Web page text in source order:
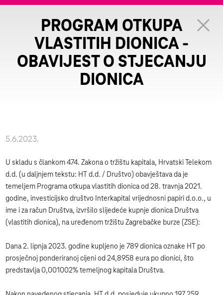
PROGRAM OTKUPA
VLASTITIH DIONICA -
OBAVIJEST O STJECANJU
DIONICA
5.6.2023.
U skladu s člankom 474. Zakona o tržištu kapitala, Hrvatski Telekom
d.d. (u daljnjem tekstu: HT d.d. / Društvo) obavještava da je
temeljem Programa otkupa vlastitih dionica od 28. travnja 2021.
godine, investicijsko društvo Interkapital vrijednosni papiri d.o.o., u
ime i za račun Društva, izvršilo slijedeće kupnje dionica Društva
(vlastitih dionica), na uređenom tržištu Zagrebačke burze (ZSE):
Dana 2. lipnja 2023. godine kupljeno je 789 dionica oznake HT po
prosječnoj ponderiranoj cijeni od 24,8958 eura po dionici, što
predstavlja 0,001002% temeljnog kapitala Društva.